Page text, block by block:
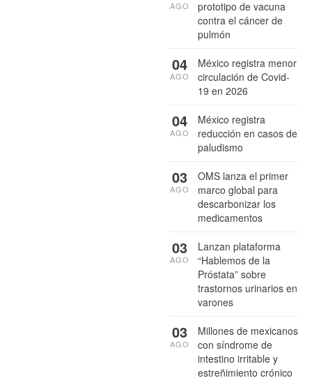
prototipo de vacuna
contra el cáncer de
pulmón
AGO
México registra menor
circulación de Covid-
19 en 2026
04
AGO
México registra
reducción en casos de
paludismo
04
AGO
OMS lanza el primer
marco global para
descarbonizar los
medicamentos
03
AGO
Lanzan plataforma
“Hablemos de la
Próstata” sobre
trastornos urinarios en
varones
03
AGO
Millones de mexicanos
con síndrome de
intestino irritable y
estreñimiento crónico
03
AGO